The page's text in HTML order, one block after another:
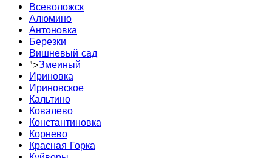
Всеволожск
Алюмино
Антоновка
Березки
Вишневый сад
">Змеиный
Ириновка
Ириновское
Кальтино
Ковалево
Константиновка
Корнево
Красная Горка